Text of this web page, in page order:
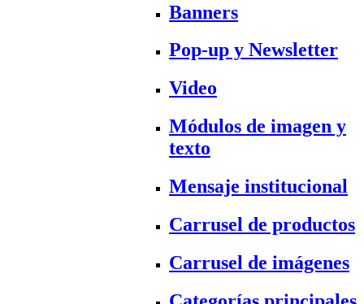
Banners
Pop-up y Newsletter
Video
Módulos de imagen y
texto
Mensaje institucional
Carrusel de productos
Carrusel de imágenes